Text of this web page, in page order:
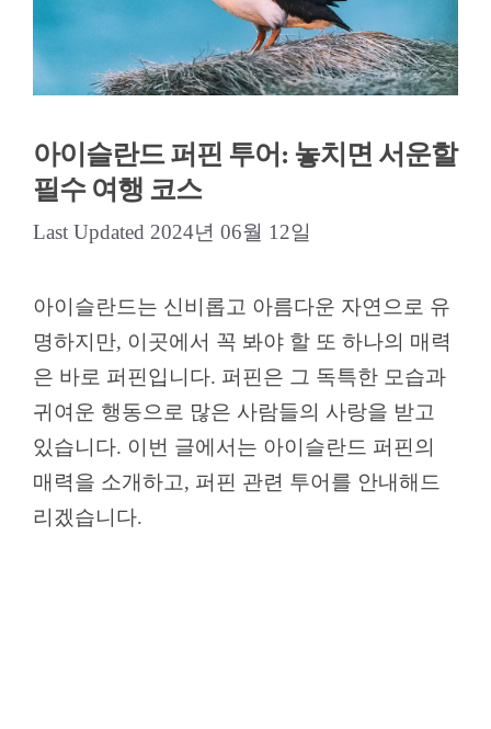
아이슬란드 퍼핀 투어: 놓치면 서운할
필수 여행 코스
2024년 06월 12일
아이슬란드는 신비롭고 아름다운 자연으로 유
명하지만, 이곳에서 꼭 봐야 할 또 하나의 매력
은 바로 퍼핀입니다. 퍼핀은 그 독특한 모습과
귀여운 행동으로 많은 사람들의 사랑을 받고
있습니다. 이번 글에서는 아이슬란드 퍼핀의
매력을 소개하고, 퍼핀 관련 투어를 안내해드
리겠습니다.